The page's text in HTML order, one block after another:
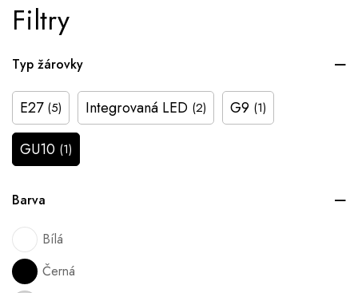
Filtry
Typ žárovky
E27 (5) Integrovaná LED (2) G9 (1)
GU10 (1)
Barva
Bílá
Černá